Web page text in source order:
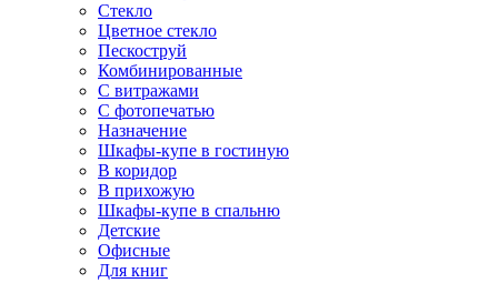
Стекло
Цветное стекло
Пескоструй
Комбинированные
С витражами
С фотопечатью
Назначение
Шкафы-купе в гостиную
В коридор
В прихожую
Шкафы-купе в спальню
Детские
Офисные
Для книг